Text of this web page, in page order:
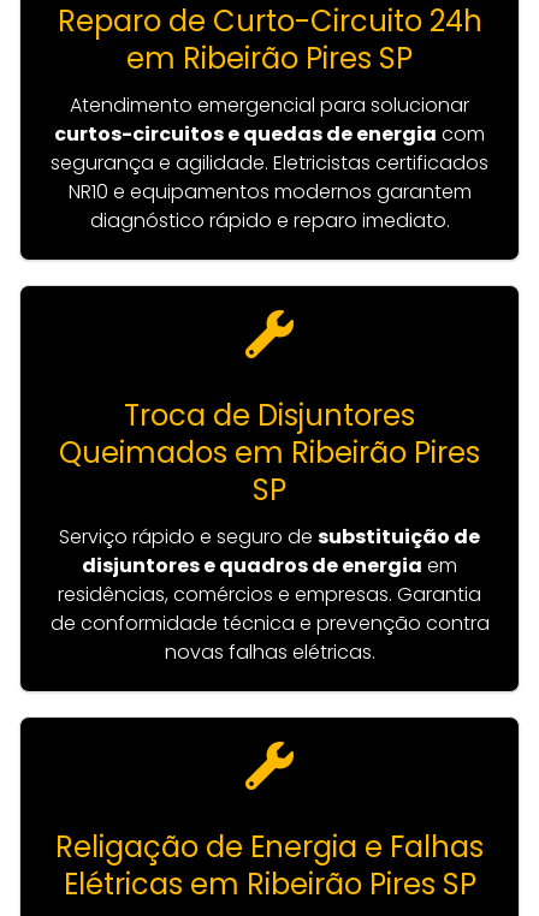
Reparo de Curto-Circuito 24h
em Ribeirão Pires SP
Atendimento emergencial para solucionar
curtos-circuitos e quedas de energia com
segurança e agilidade. Eletricistas certificados
NR10 e equipamentos modernos garantem
diagnóstico rápido e reparo imediato.
Troca de Disjuntores
Queimados em Ribeirão Pires
SP
Serviço rápido e seguro de substituição de
disjuntores e quadros de energia em
residências, comércios e empresas. Garantia
de conformidade técnica e prevenção contra
novas falhas elétricas.
Religação de Energia e Falhas
Elétricas em Ribeirão Pires SP